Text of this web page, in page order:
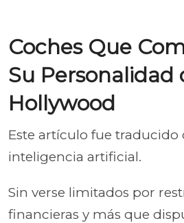
Coches Que
Su Personalidad
Hollywood
Este artículo fue traducido
inteligencia artificial.
Sin verse limitados por
financieras y más que